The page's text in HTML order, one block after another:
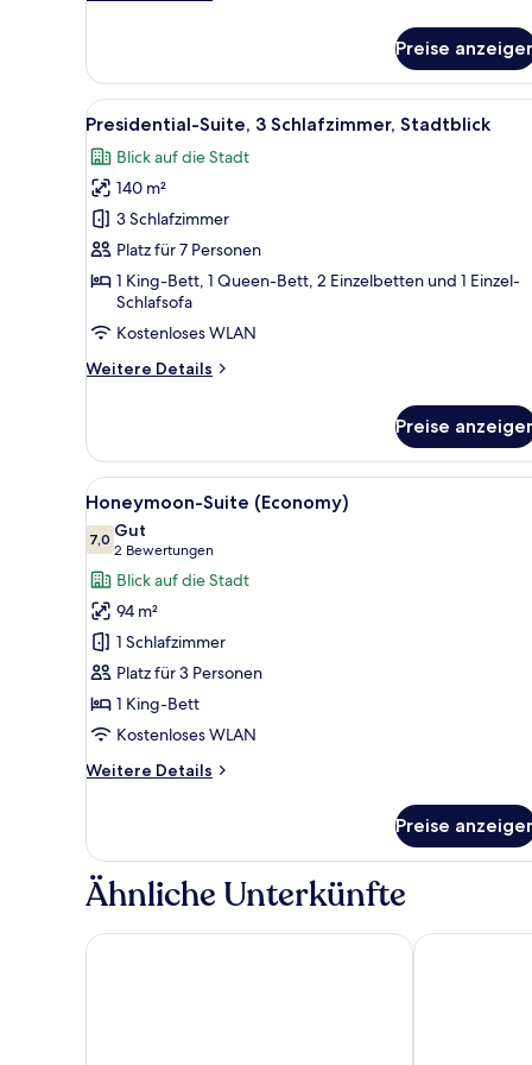
One-
Bedroom
Executive
Preise
Alle
Fotos
für
Presidential-
Suite,
3 Schlafzimmer,
Stadtblick
anzeigen
Ein modernes Hotelzimmer
33
Presidential-Suite, 3 Schlafzimmer, Stadtblick
Blick auf die Stadt
140 m²
3 Schlafzimmer
Platz für 7 Personen
1 King-Bett, 1 Queen-Bett, 2 Einzelbetten und 1 Einzel-
Schlafsofa
Kostenloses WLAN
Weitere Details
Weitere
Suite,
3 Schlafzimmer,
Stadtblick
Preise
Alle
Fotos
für
Honeymoon-
Suite
(Economy)
anzeigen
Ein Hotelzimmer mit Bett,
22
Honeymoon-Suite (Economy)
7,07,0 von 10
Gut
2 Bewertungen
(2
Bewertungen)
Blick auf die Stadt
94 m²
1 Schlafzimmer
Platz für 3 Personen
1 King-Bett
Kostenloses WLAN
Weitere Details
Weitere
Suite
(Economy)
Preise
Ähnliche Unterkünfte
The Luxe & The Colony, KLCC Quill